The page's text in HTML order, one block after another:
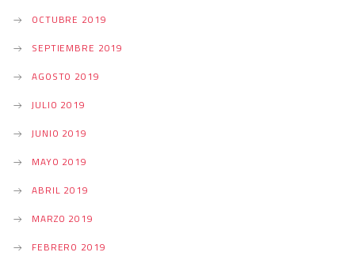
OCTUBRE 2019
SEPTIEMBRE 2019
AGOSTO 2019
JULIO 2019
JUNIO 2019
MAYO 2019
ABRIL 2019
MARZO 2019
FEBRERO 2019